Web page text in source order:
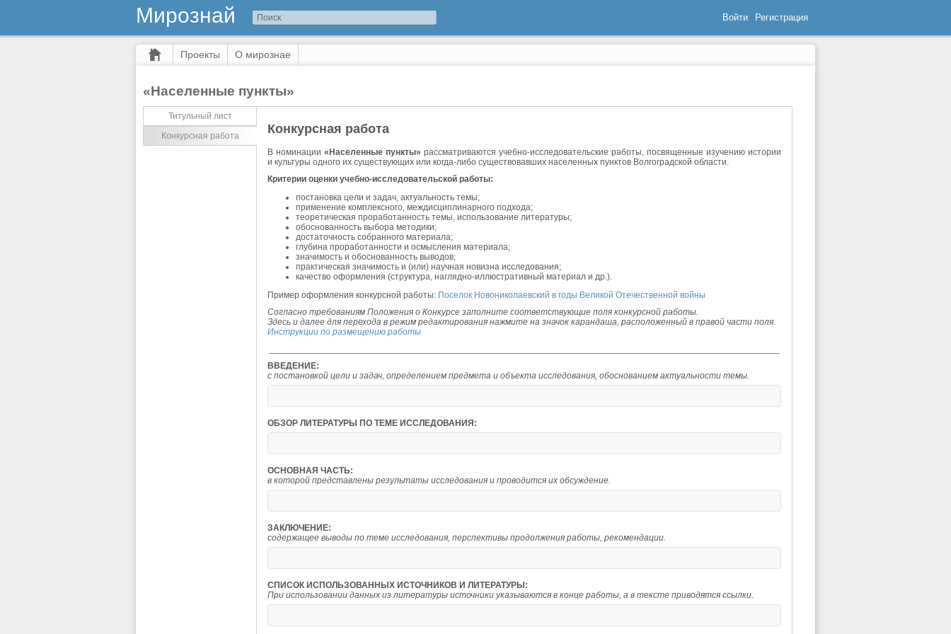
Мирознай Войти Регистрация
Проекты О мирознае
«Населенные пункты»
Титульный лист
Конкурсная работа
Конкурсная работа
В номинации «Населенные пункты» рассматриваются учебно-исследовательские работы, посвященные изучению истории
и культуры одного их существующих или когда-либо существовавших населенных пунктов Волгоградской области.
Критерии оценки учебно-исследовательской работы:
постановка цели и задач, актуальность темы;
применение комплексного, междисциплинарного подхода;
теоретическая проработанность темы, использование литературы;
обоснованность выбора методики;
достаточность собранного материала;
глубина проработанности и осмысления материала;
значимость и обоснованность выводов;
практическая значимость и (или) научная новизна исследования;
качество оформления (структура, наглядно-иллюстративный материал и др.).
Пример оформления конкурсной работы: Поселок Новониколаевский в годы Великой Отечественной войны
Согласно требованиям Положения о Конкурсе заполните соответствующие поля конкурсной работы.
Здесь и далее для перехода в режим редактирования нажмите на значок карандаша, расположенный в правой части поля.
Инструкции по размещению работы
ВВЕДЕНИЕ:
с постановкой цели и задач, определением предмета и объекта исследования, обоснованием актуальности темы.
ОБЗОР ЛИТЕРАТУРЫ ПО ТЕМЕ ИССЛЕДОВАНИЯ:
ОСНОВНАЯ ЧАСТЬ:
в которой представлены результаты исследования и проводится их обсуждение.
ЗАКЛЮЧЕНИЕ:
содержащее выводы по теме исследования, перспективы продолжения работы, рекомендации.
СПИСОК ИСПОЛЬЗОВАННЫХ ИСТОЧНИКОВ И ЛИТЕРАТУРЫ:
При использовании данных из литературы источники указываются в конце работы, а в тексте приводятся ссылки.